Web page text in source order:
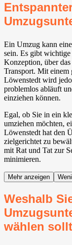
Ein Umzug kann
sein. Es gibt
Konzeption, über
Transport. Mit einem
Löwenstedt wird
problemlos abläuft
einziehen können.
Egal, ob Sie in ein
umziehen möchten,
Löwenstedt hat den
zielgerichtet zu
mit Rat und Tat zur
minimieren.
Mehr anzeigen
Weshalb
wählen